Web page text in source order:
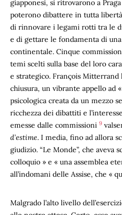
giapponesi, si ritrovarono a Praga
poterono dibattere in tutta
di rinnovare i legami rotti tra le
e di gettare le fondamenta di
continentale. Cinque
temi scelti sulla base del loro
e strategico. François Mitterrand
chiusura, un vibrante appello ad
psicologica creata da un mezzo
ricchezza dei dibattiti e
emesse dalle commissioni 9
d’estime. I media, fino ad allora
giudizio. “Le Monde”, che aveva
colloquio » e « una assemblea
all’indomani delle Assise, che «
Malgrado l’alto livello